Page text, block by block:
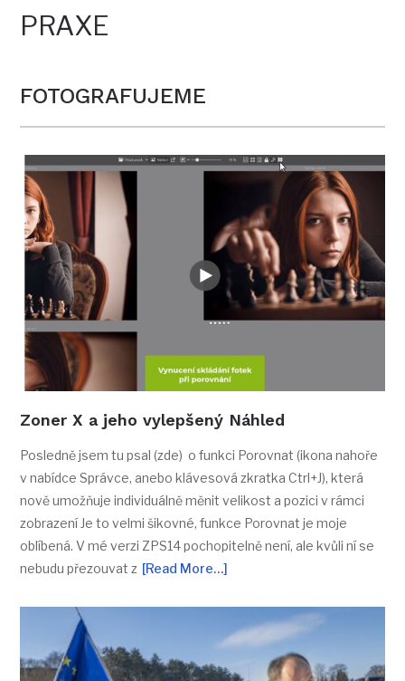
PRAXE
FOTOGRAFUJEME
Zoner X a jeho vylepšený Náhled
Posledně jsem tu psal (zde) o funkci Porovnat (ikona nahoře
v nabídce Správce, anebo klávesová zkratka Ctrl+J), která
nově umožňuje individuálně měnit velikost a pozici v rámci
zobrazení Je to velmi šikovné, funkce Porovnat je moje
oblíbená. V mé verzi ZPS14 pochopitelně není, ale kvůli ní se
nebudu přezouvat z [Read More…]